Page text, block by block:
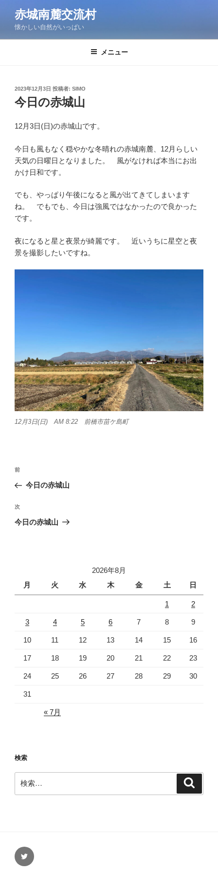
ン
赤城南麓交流村
懐かしい自然がいっぱい
メニュー
投
稿
日:
2023年12月3日 投稿者: SIMO
今日の赤城山
12月3日(日)の赤城山です。
今日も風もなく穏やかな冬晴れの赤城南麓、12月らしい
天気の日曜日となりました。 風がなければ本当にお出
かけ日和です。
でも、やっぱり午後になると風が出てきてしまいます
ね。 でもでも、今日は強風ではなかったので良かった
です。
夜になると星と夜景が綺麗です。 近いうちに星空と夜
景を撮影したいですね。
12月3日(日) AM 8:22 前橋市苗ケ島町
投
ナ
ビ
ゲ
前
の
稿
前
今日の赤城山
次
の
次
今日の赤城山
2026年8月
月
火 水 木 金 土 日
1 2
3 4 5 6 7 8 9
10 11 12 13 14 15 16
17 18 19 20 21 22 23
24 25 26 27 28 29 30
31
« 7月
検索
索:
Twitter